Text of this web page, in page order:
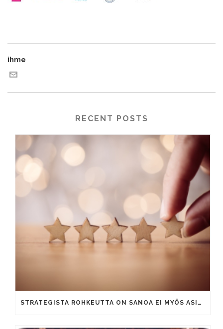
ihme
RECENT POSTS
STRATEGISTA ROHKEUTTA ON SANOA EI MYÖS ASIAKKAILLE